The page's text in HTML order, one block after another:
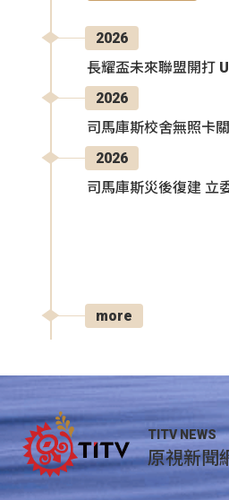
2026
長耀盃未來聯盟開打
2026
司馬庫斯校舍無照卡
2026
司馬庫斯災後復建 立
more
TITV NEWS
原視新聞